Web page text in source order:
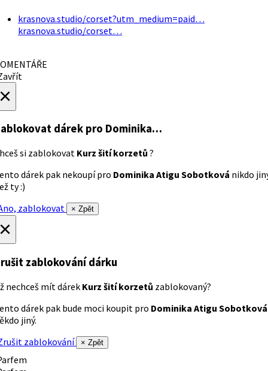
krasnova.studio/corset?utm_medium=paid…
krasnova.studio/corset…
dárek pro Dominika…
si zablokovat Kurz šití korzetů ?
dárek pak nekoupí pro Dominika Atigu Sobotková nikdo
ty :)
zablokovat
× Zpět
zablokování dárku
nechceš mít dárek Kurz šití korzetů zablokovaný?
dárek pak bude moci koupit pro Dominika Atigu Sobotková
jiný.
zablokování
× Zpět